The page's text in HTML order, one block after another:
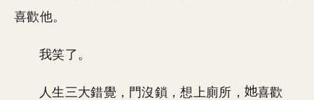
喜歡他。
我笑了。
人生三大錯覺，門沒鎖，想上廁所，
喜歡